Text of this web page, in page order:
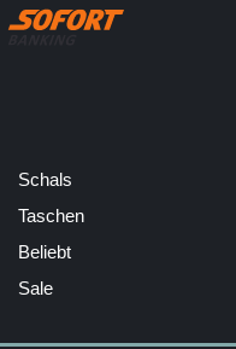
Schals
Taschen
Beliebt
Sale